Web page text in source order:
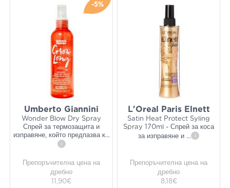
-5%
Umberto Giannini
Wonder Blow Dry Spray
Спрей за термозащита и
изправяне, който предпазва к...
i
Препоръчителна цена на
дребно
11,90€
L'Oreal Paris Elnett
Satin Heat Protect Syling
Spray 170ml - Спрей за коса
за изправяне и ... i
Препоръчителна цена на
дребно
8,18€